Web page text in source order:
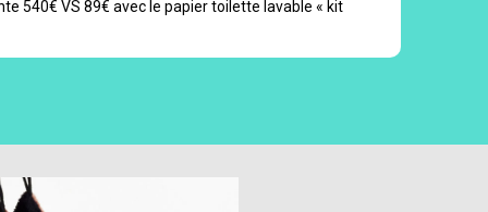
540€ VS 89€ avec le papier toilette lavable « kit